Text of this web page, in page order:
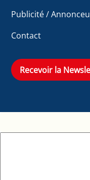
Publicité /
Contact
Recevoir la